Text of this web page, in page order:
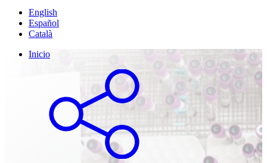
English
Español
Català
Inicio